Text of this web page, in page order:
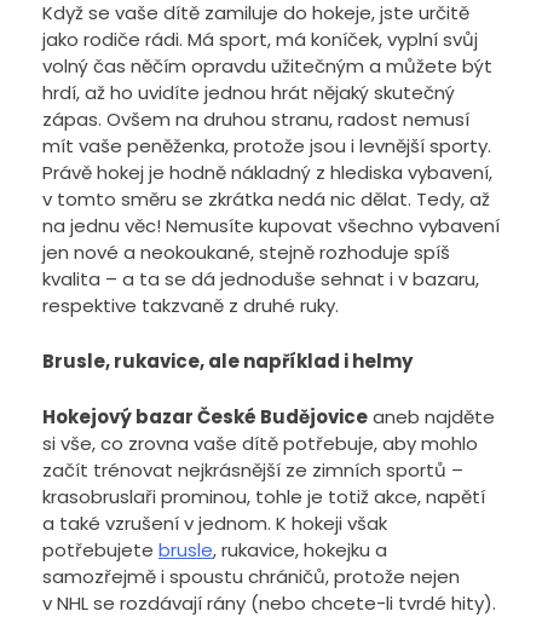
Když se vaše dítě zamiluje do hokeje, jste určitě
jako rodiče rádi. Má sport, má koníček, vyplní svůj
volný čas něčím opravdu užitečným a můžete být
hrdí, až ho uvidíte jednou hrát nějaký skutečný
zápas. Ovšem na druhou stranu, radost nemusí
mít vaše peněženka, protože jsou i levnější sporty.
Právě hokej je hodně nákladný z hlediska vybavení,
v tomto směru se zkrátka nedá nic dělat. Tedy, až
na jednu věc! Nemusíte kupovat všechno vybavení
jen nové a neokoukané, stejně rozhoduje spíš
kvalita – a ta se dá jednoduše sehnat i v bazaru,
respektive takzvaně z druhé ruky.
Brusle, rukavice, ale například i helmy
Hokejový bazar České Budějoviceaneb najděte
si vše, co zrovna vaše dítě potřebuje, aby mohlo
začít trénovat nejkrásnější ze zimních sportů –
krasobruslaři prominou, tohle je totiž akce, napětí
a také vzrušení v jednom. K hokeji však
potřebujete brusle, rukavice, hokejku a
samozřejmě i spoustu chráničů, protože nejen
v NHL se rozdávají rány (nebo chcete-li tvrdé hity).